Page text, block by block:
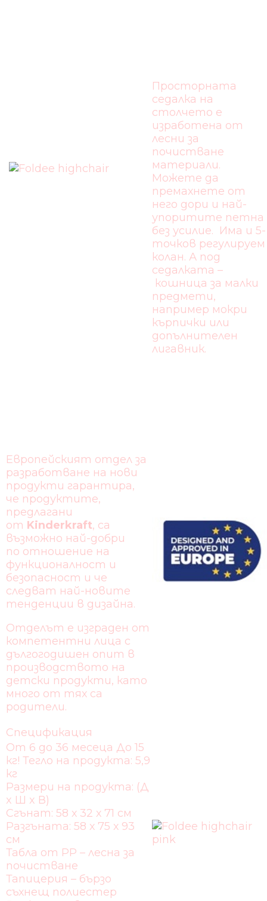
Просторната
седалка на
столчето е
изработена от
лесни за
почистване
материали.
Можете да
премахнете от
него дори и най-
упоритите петна
без усилие. Има и 5-
точков регулируем
колан. А под
седалката –
кошница за малки
предмети,
например мокри
кърпички или
допълнителен
лигавник.
Европейският отдел за
разработване на нови
продукти гарантира,
че продуктите,
предлагани
от Kinderkraft, са
възможно най-добри
по отношение на
функционалност и
безопасност и че
следват най-новите
тенденции в дизайна.
Отделът е изграден от
компетентни лица с
дългогодишен опит в
производството на
детски продукти, като
много от тях са
родители.
Спецификация
От 6 до 36 месеца До 15
кг! Тегло на продукта: 5,9
кг
Размери на продукта: (Д
x Ш x В)
Сгънат: 58 х 32 х 71 см
Разгъната: 58 х 75 х 93
см
Табла от PP – лесна за
почистване
Тапицерия – бързо
съхнещ полиестер